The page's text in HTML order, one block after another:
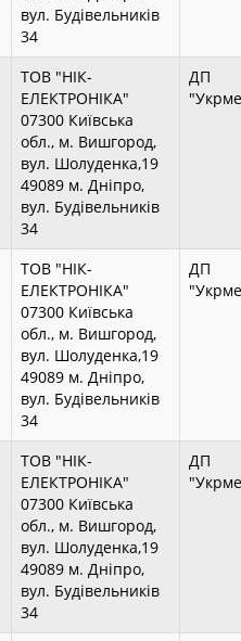
вул. Будівельників
34
ТОВ "НІК-
ЕЛЕКТРОНІКА"
07300 Київська
обл., м. Вишгород,
вул. Шолуденка,19
49089 м. Дніпро,
вул. Будівельників
34
ДП
ТОВ "НІК-
ЕЛЕКТРОНІКА"
07300 Київська
обл., м. Вишгород,
вул. Шолуденка,19
49089 м. Дніпро,
вул. Будівельників
34
ДП
ТОВ "НІК-
ЕЛЕКТРОНІКА"
07300 Київська
обл., м. Вишгород,
вул. Шолуденка,19
49089 м. Дніпро,
вул. Будівельників
34
ДП